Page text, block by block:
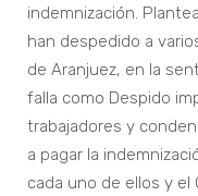
indemnización.
han despedido a
de Aranjuez, en la
falla como Despido
trabajadores y
a pagar la
cada uno de ellos y el